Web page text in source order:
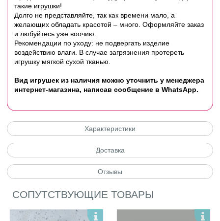
такие игрушки!
Долго не представляйте, так как времени мало, а
желающих обладать красотой – много. Оформляйте заказ
и любуйтесь уже воочию.
Рекомендации по уходу: не подвергать изделие
воздействию влаги. В случае загрязнения протереть
игрушку мягкой сухой тканью.
Вид игрушек из наличия можно уточнить у менеджера
интернет-магазина, написав сообщение в WhatsApp.
Характеристики
Доставка
Отзывы
СОПУТСТВУЮЩИЕ ТОВАРЫ